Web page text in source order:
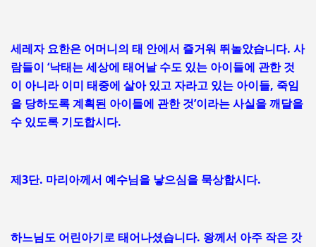
세레자 요한은 어머니의 태 안에서 즐거워 뛰놀았습니다. 사
람들이 ‘낙태는 세상에 태어날 수도 있는 아이들에 관한 것
이 아니라 이미 태중에 살아 있고 자라고 있는 아이들, 죽임
을 당하도록 계획된 아이들에 관한 것’이라는 사실을 깨달을
수 있도록 기도합시다.
제3단. 마리아께서 예수님을 낳으심을 묵상합시다.
하느님도 어린아기로 태어나셨습니다. 왕께서 아주 작은 갓